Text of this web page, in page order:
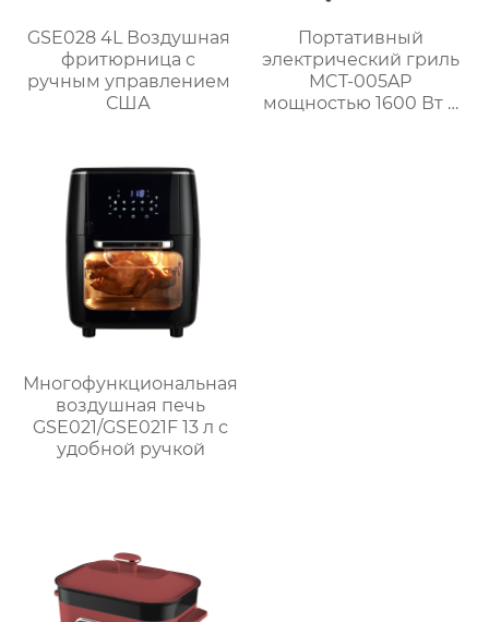
GSE028 4L Воздушная
фритюрница с
ручным управлением
США
Портативный
электрический гриль
MCT-005AP
мощностью 1600 Вт с
Многофункциональная
воздушная печь
GSE021/GSE021F 13 л с
удобной ручкой